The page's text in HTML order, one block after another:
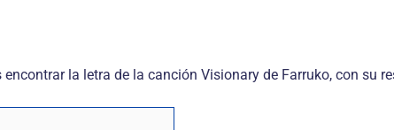
la letra de la canción Visionary de Farruko, con su